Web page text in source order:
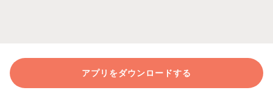
アプリをダウンロードする